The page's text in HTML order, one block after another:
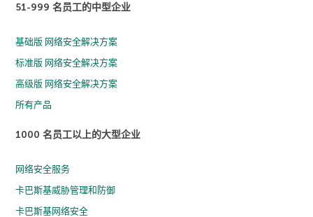
51-999 名员工的中型企业
基础版 网络安全解决方案
标准版 网络安全解决方案
高级版 网络安全解决方案
所有产品
1000 名员工以上的大型企业
网络安全服务
卡巴斯基威胁管理和防御
卡巴斯基网络安全